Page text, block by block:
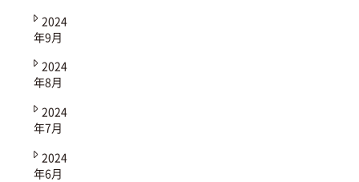
2024
年9月
2024
年8月
2024
年7月
2024
年6月